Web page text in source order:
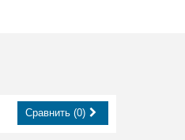
Сравнить (0)